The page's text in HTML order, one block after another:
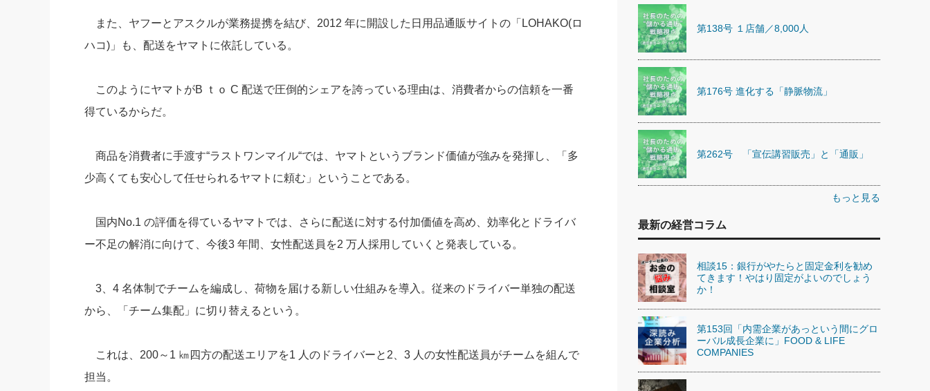
また、ヤフーとアスクルが業務提携を結び、2012 年に開設した日用品通販サイトの「LOHAKO(ロ
ハコ)」も、配送をヤマトに依託している。
このようにヤマトがB ｔｏ C 配送で圧倒的シェアを誇っている理由は、消費者からの信頼を一番
得ているからだ。
商品を消費者に手渡す“ラストワンマイル“では、ヤマトというブランド価値が強みを発揮し、「多
少高くても安心して任せられるヤマトに頼む」ということである。
国内No.1 の評価を得ているヤマトでは、さらに配送に対する付加価値を高め、効率化とドライバ
ー不足の解消に向けて、今後3 年間、女性配送員を2 万人採用していくと発表している。
3、4 名体制でチームを編成し、荷物を届ける新しい仕組みを導入。従来のドライバー単独の配送
から、「チーム集配」に切り替えるという。
これは、200～1 ㎞四方の配送エリアを1 人のドライバーと2、3 人の女性配送員がチームを組んで
担当。
第138号 １店舗／8,000人
第176号 進化する「静脈物流」
第262号 「宣伝講習販売」と「通販」
もっと見る
最新の経営コラム
相談15：銀行がやたらと固定金利を勧め
てきます！やはり固定がよいのでしょう
か！
第153回「内需企業があっという間にグロ
ーバル成長企業に」FOOD & LIFE
COMPANIES